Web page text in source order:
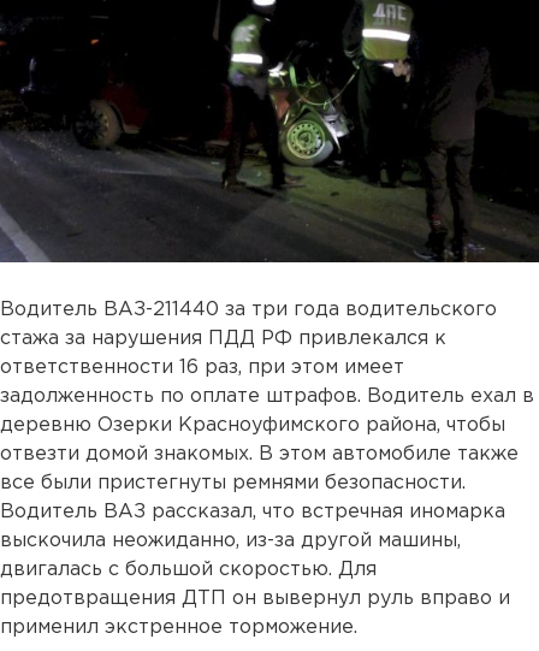
Водитель ВАЗ-211440 за три года водительского
стажа за нарушения ПДД РФ привлекался к
ответственности 16 раз, при этом имеет
задолженность по оплате штрафов. Водитель ехал в
деревню Озерки Красноуфимского района, чтобы
отвезти домой знакомых. В этом автомобиле также
все были пристегнуты ремнями безопасности.
Водитель ВАЗ рассказал, что встречная иномарка
выскочила неожиданно, из-за другой машины,
двигалась с большой скоростью. Для
предотвращения ДТП он вывернул руль вправо и
применил экстренное торможение.